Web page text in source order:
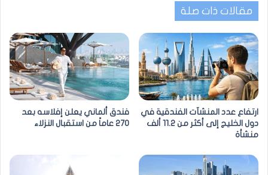
مقالات ذات صلة
ارتفاع عدد المنشآت الفندقية في
دول الخليج إلى أكثر من 11.2 ألف
منشأة
فندق ألماني يعلن إفلاسه بعد
270 عاماً من استقبال النزلاء